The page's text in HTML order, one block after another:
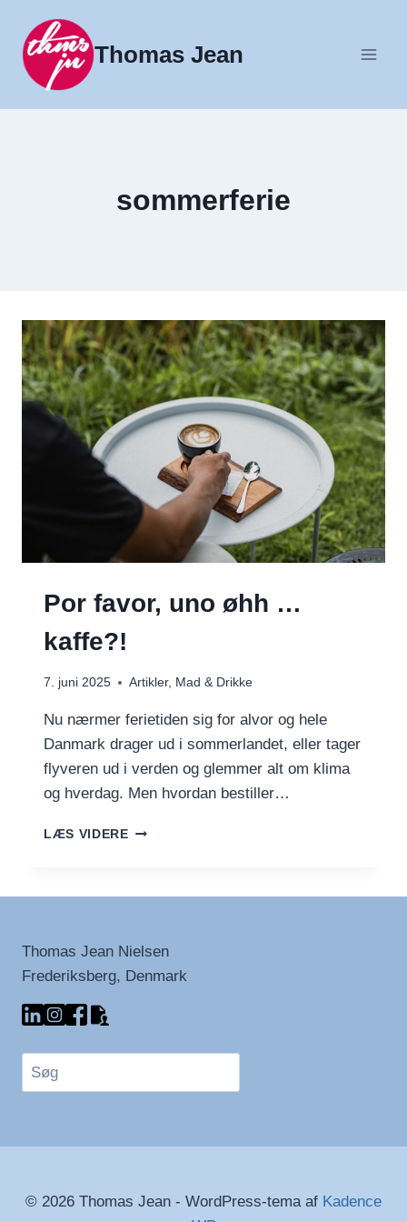
indhold
Thomas Jean
sommerferie
Por favor, uno øhh …
kaffe?!
7. juni 2025 Artikler, Mad & Drikke
Nu nærmer ferietiden sig for alvor og hele
Danmark drager ud i sommerlandet, eller tager
flyveren ud i verden og glemmer alt om klima
og hverdag. Men hvordan bestiller…
LÆS VIDEREPOR
Thomas Jean Nielsen
Frederiksberg, Denmark
Søg
© 2026 Thomas Jean - WordPress-tema af Kadence